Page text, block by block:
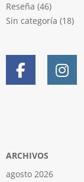
Reseña (46)
Sin categoría (18)
ARCHIVOS
agosto 2026